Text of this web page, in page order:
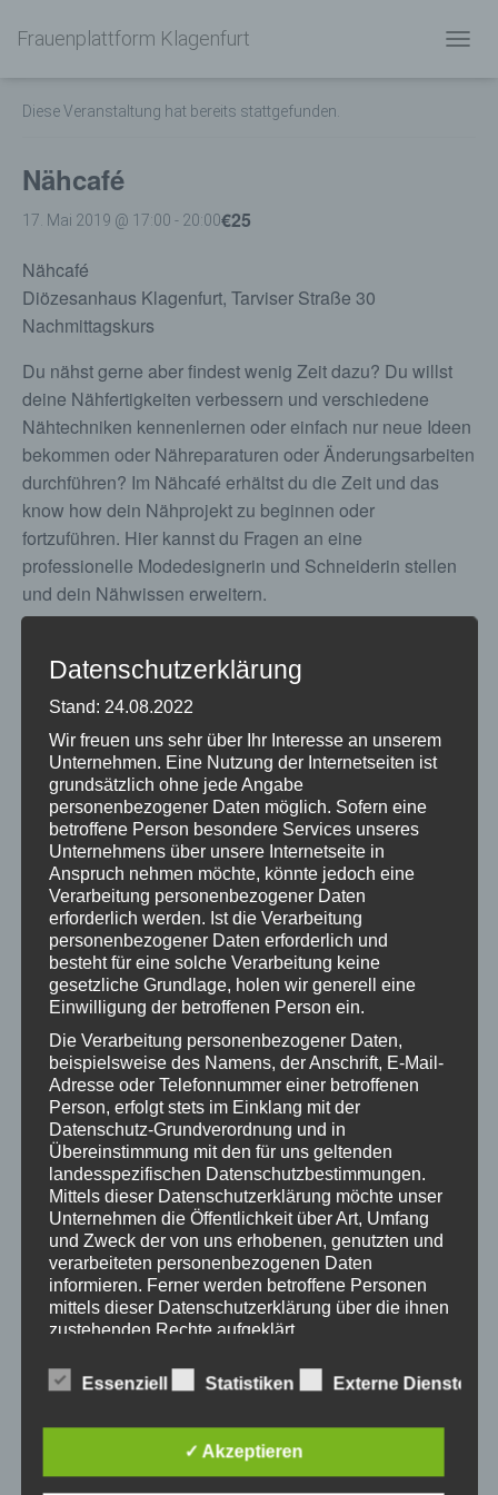
Frauenplattform Klagenfurt
E
N
« Alle Veranstaltungen
Diese Veranstaltung hat bereits stattgefunden.
Nähcafé
17. Mai 2019 @ 17:00 - 20:00€25
Nähcafé
Diözesanhaus Klagenfurt, Tarviser Straße 30
Nachmittagskurs
Du nähst gerne aber findest wenig Zeit dazu? Du willst
deine Nähfertigkeiten verbessern und verschiedene
Nähtechniken kennenlernen oder einfach nur neue Ideen
bekommen oder Nähreparaturen oder Änderungsarbeiten
durchführen? Im Nähcafé erhältst du die Zeit und das
know how dein Nähprojekt zu beginnen oder
fortzuführen. Hier kannst du Fragen an eine
professionelle Modedesignerin und Schneiderin stellen
und dein Nähwissen erweitern.
erforderlich:
Ka.kfb@kath-kirche-kaernten.at oder 0463/58772431
ZUM KALENDER HINZUFÜGEN
DETAILS
Datum:
17. Mai 2019
Zeit:
17:00 - 20:00
Eintritt:
Veranstaltungskategorie:
Handwerk
Veranstaltung-Tags:
Nähcafé
Webseite:
https://www.kath-kirche-
kaernten.at/dioezese/organi
VERANSTALTER
Katholische
Frauenbewegung
Datenschutzerklärung
Stand: 24.08.2022
Wir freuen uns sehr über Ihr Interesse an unserem
Unternehmen. Eine Nutzung der Internetseiten ist
grundsätzlich ohne jede Angabe
personenbezogener Daten möglich. Sofern eine
betroffene Person besondere Services unseres
Unternehmens über unsere Internetseite in
Anspruch nehmen möchte, könnte jedoch eine
Verarbeitung personenbezogener Daten
erforderlich werden. Ist die Verarbeitung
personenbezogener Daten erforderlich und
besteht für eine solche Verarbeitung keine
gesetzliche Grundlage, holen wir generell eine
Einwilligung der betroffenen Person ein.
Die Verarbeitung personenbezogener Daten,
beispielsweise des Namens, der Anschrift, E-Mail-
Adresse oder Telefonnummer einer betroffenen
Person, erfolgt stets im Einklang mit der
Datenschutz-Grundverordnung und in
Übereinstimmung mit den für uns geltenden
landesspezifischen Datenschutzbestimmungen.
Mittels dieser Datenschutzerklärung möchte unser
Unternehmen die Öffentlichkeit über Art, Umfang
und Zweck der von uns erhobenen, genutzten und
verarbeiteten personenbezogenen Daten
informieren. Ferner werden betroffene Personen
mittels dieser Datenschutzerklärung über die ihnen
zustehenden Rechte aufgeklärt.
zahlreiche technische und organisatorische
lückenlosen Schutz der über diese Internetseite
verarbeiteten personenbezogenen Daten
sicherzustellen. Dennoch können Internetbasierte
Essenziell Statistiken Externe Dienste
✓ Akzeptieren